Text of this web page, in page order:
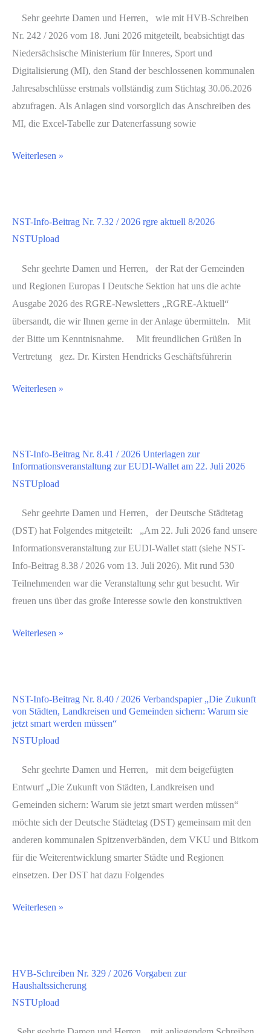
Sehr geehrte Damen und Herren, wie mit HVB-Schreiben
Nr. 242 / 2026 vom 18. Juni 2026 mitgeteilt, beabsichtigt das
Niedersächsische Ministerium für Inneres, Sport und
Digitalisierung (MI), den Stand der beschlossenen kommunalen
Jahresabschlüsse erstmals vollständig zum Stichtag 30.06.2026
abzufragen. Als Anlagen sind vorsorglich das Anschreiben des
MI, die Excel-Tabelle zur Datenerfassung sowie
Weiterlesen »
NST-Info-Beitrag Nr. 7.32 / 2026 rgre aktuell 8/2026
NSTUpload
Sehr geehrte Damen und Herren, der Rat der Gemeinden
und Regionen Europas I Deutsche Sektion hat uns die achte
Ausgabe 2026 des RGRE-Newsletters „RGRE-Aktuell“
übersandt, die wir Ihnen gerne in der Anlage übermitteln. Mit
der Bitte um Kenntnisnahme. Mit freundlichen Grüßen In
Vertretung gez. Dr. Kirsten Hendricks Geschäftsführerin
Weiterlesen »
NST-Info-Beitrag Nr. 8.41 / 2026 Unterlagen zur
Informationsveranstaltung zur EUDI-Wallet am 22. Juli 2026
NSTUpload
Sehr geehrte Damen und Herren, der Deutsche Städtetag
(DST) hat Folgendes mitgeteilt: „Am 22. Juli 2026 fand unsere
Informationsveranstaltung zur EUDI-Wallet statt (siehe NST-
Info-Beitrag 8.38 / 2026 vom 13. Juli 2026). Mit rund 530
Teilnehmenden war die Veranstaltung sehr gut besucht. Wir
freuen uns über das große Interesse sowie den konstruktiven
Weiterlesen »
NST-Info-Beitrag Nr. 8.40 / 2026 Verbandspapier „Die Zukunft
von Städten, Landkreisen und Gemeinden sichern: Warum sie
jetzt smart werden müssen“
NSTUpload
Sehr geehrte Damen und Herren, mit dem beigefügten
Entwurf „Die Zukunft von Städten, Landkreisen und
Gemeinden sichern: Warum sie jetzt smart werden müssen“
möchte sich der Deutsche Städtetag (DST) gemeinsam mit den
anderen kommunalen Spitzenverbänden, dem VKU und Bitkom
für die Weiterentwicklung smarter Städte und Regionen
einsetzen. Der DST hat dazu Folgendes
Weiterlesen »
HVB-Schreiben Nr. 329 / 2026 Vorgaben zur
Haushaltssicherung
NSTUpload